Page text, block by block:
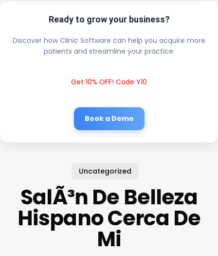
Ready to grow your business?
Discover how Clinic Software can help you acquire more
patients and streamline your practice.
Get 10% OFF! Code Y10
Book a Demo
Uncategorized
SalÃ³n De Belleza
Hispano Cerca De
Mi